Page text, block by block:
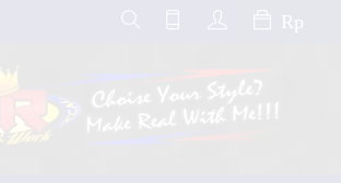
Rp